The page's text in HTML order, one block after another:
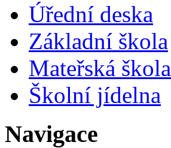
Úřední deska
Základní škola
Mateřská škola
Školní jídelna
Navigace